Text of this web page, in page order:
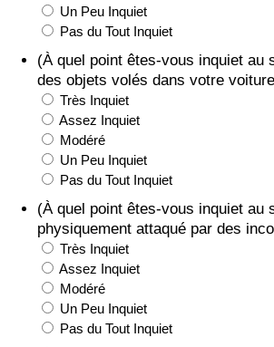
Un Peu Inquiet
Pas du Tout Inquiet
(À quel point êtes-vous inquiet au
des objets volés dans votre
Très Inquiet
Assez Inquiet
Modéré
Un Peu Inquiet
Pas du Tout Inquiet
(À quel point êtes-vous inquiet au
physiquement attaqué par des
Très Inquiet
Assez Inquiet
Modéré
Un Peu Inquiet
Pas du Tout Inquiet